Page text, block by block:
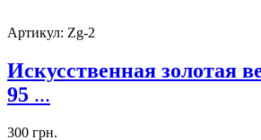
Артикул: Zg-2
Искусственная золотая
95 ...
300 грн.